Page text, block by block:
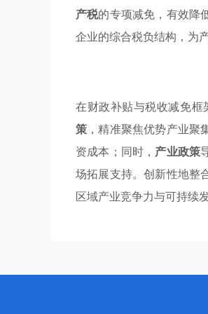
产税的专项减免，有效降
企业的综合税负结构，为
在财政补贴与税收减免
策 ，精准聚焦优势产业
资成本；同时， 产业政策
场拓展支持。创新性地整
区域产业竞争力与可持续发